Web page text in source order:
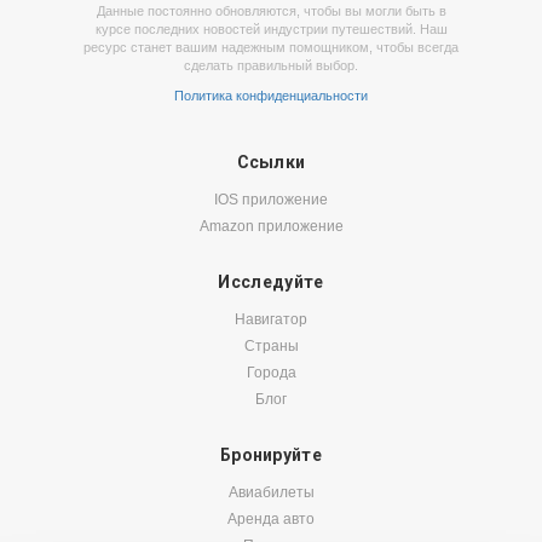
Данные постоянно обновляются, чтобы вы могли быть в
курсе последних новостей индустрии путешествий. Наш
ресурс станет вашим надежным помощником, чтобы всегда
сделать правильный выбор.
Политика конфиденциальности
Ссылки
IOS приложение
Amazon приложение
Исследуйте
Навигатор
Страны
Города
Блог
Бронируйте
Авиабилеты
Аренда авто